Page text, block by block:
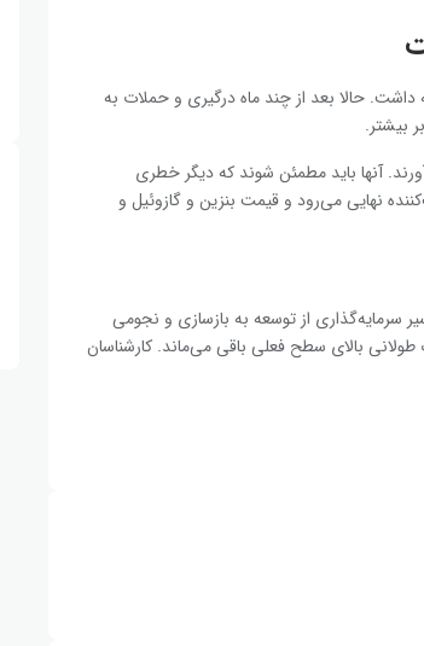
برای عبور از تنگه هرمز حدود ۴۰ هزار دلار هزینه داشت. حالا بعد از چند ماه درگیری و حملات به
آنها باید مطمئن شوند که دیگر خطری
نهایی می‌رود و قیمت بنزین و گازوئیل و
سرمایه‌گذاری از توسعه به بازسازی و نجومی
بالای سطح فعلی باقی می‌ماند. کارشناسان